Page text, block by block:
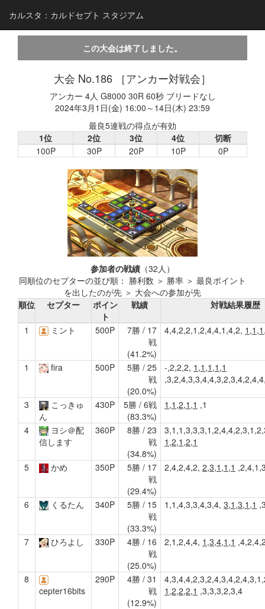
カルスタ：カルドセプト スタジアム
この大会は終了しました。
大会 No.186 ［アンカー対戦会］
アンカー 4人 G8000 30R 60秒 ブリードなし
2024年3月1日(金) 16:00～14日(木) 23:59
最良5連戦の得点が有効
1位
2位 3位 4位
切断
100P
30P 20P 10P 0P
参加者の戦績 （32人）
同順位のセプターの並び順： 勝利数 ＞ 勝率 ＞ 最良ポイント
を出したのが先 ＞ 大会への参加が先
順位
セプター
ポイン
ト
戦績 対戦結果履歴
1 ミント 500P
7勝 / 17
戦
(41.2%)
4,4,2,2,1,2,4,4,1,4,2,
1 fira 500P
5勝 / 25
戦
(20.0%)
-,2,2,2, 1,1,1,1,1
3
こっきゅ
ん
430P
5勝 / 6戦
(83.3%)
1,1,2,1,1 ,1
4
ヨシ＠配
信します
360P
8勝 / 23
戦
(34.8%)
1,2,1,2,1
5 かめ 350P
5勝 / 17
戦
(29.4%)
2,4,2,4,2, 2,3,1,1,1
6 くるたん 340P
5勝 / 15
戦
(33.3%)
1,1,4,3,3,4,3,4, 3,1,3,1,1
7 ひろよし 330P
4勝 / 16
戦
(25.0%)
2,1,2,4,4, 1,3,4,1,1
8
cepter16bits
290P
4勝 / 31
戦
(12.9%)
1,2,2,2,1 ,3,3,3,2,3,4